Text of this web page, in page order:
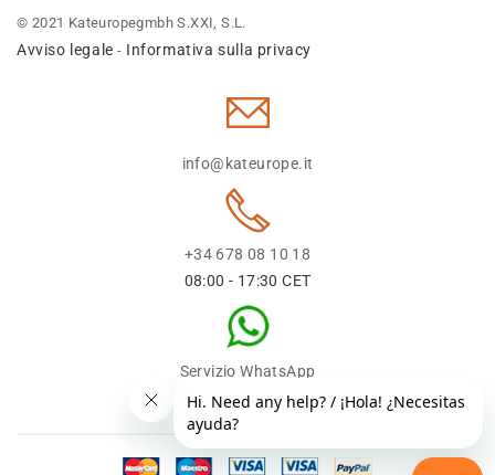
© 2021 Kateuropegmbh S.XXI, S.L.
Avviso legale - Informativa sulla privacy
info@kateurope.it
+34 678 08 10 18
08:00 - 17:30 CET
Servizio WhatsApp
+34 678 08 1018